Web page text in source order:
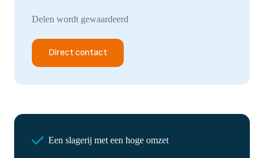
Delen wordt gewaardeerd
Direct contact
Een slagerij met een hoge omzet